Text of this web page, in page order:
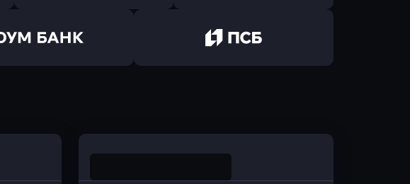
Оправить заявку
в Ренессанс Банк
Оправить заявку
в Локо-Банк